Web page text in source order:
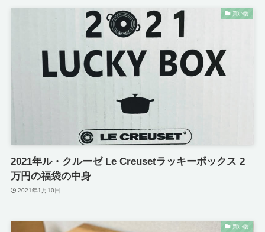
買い物
2021年ル・クルーゼ Le Creusetラッキーボックス 2
万円の福袋の中身
2021年1月10日
買い物